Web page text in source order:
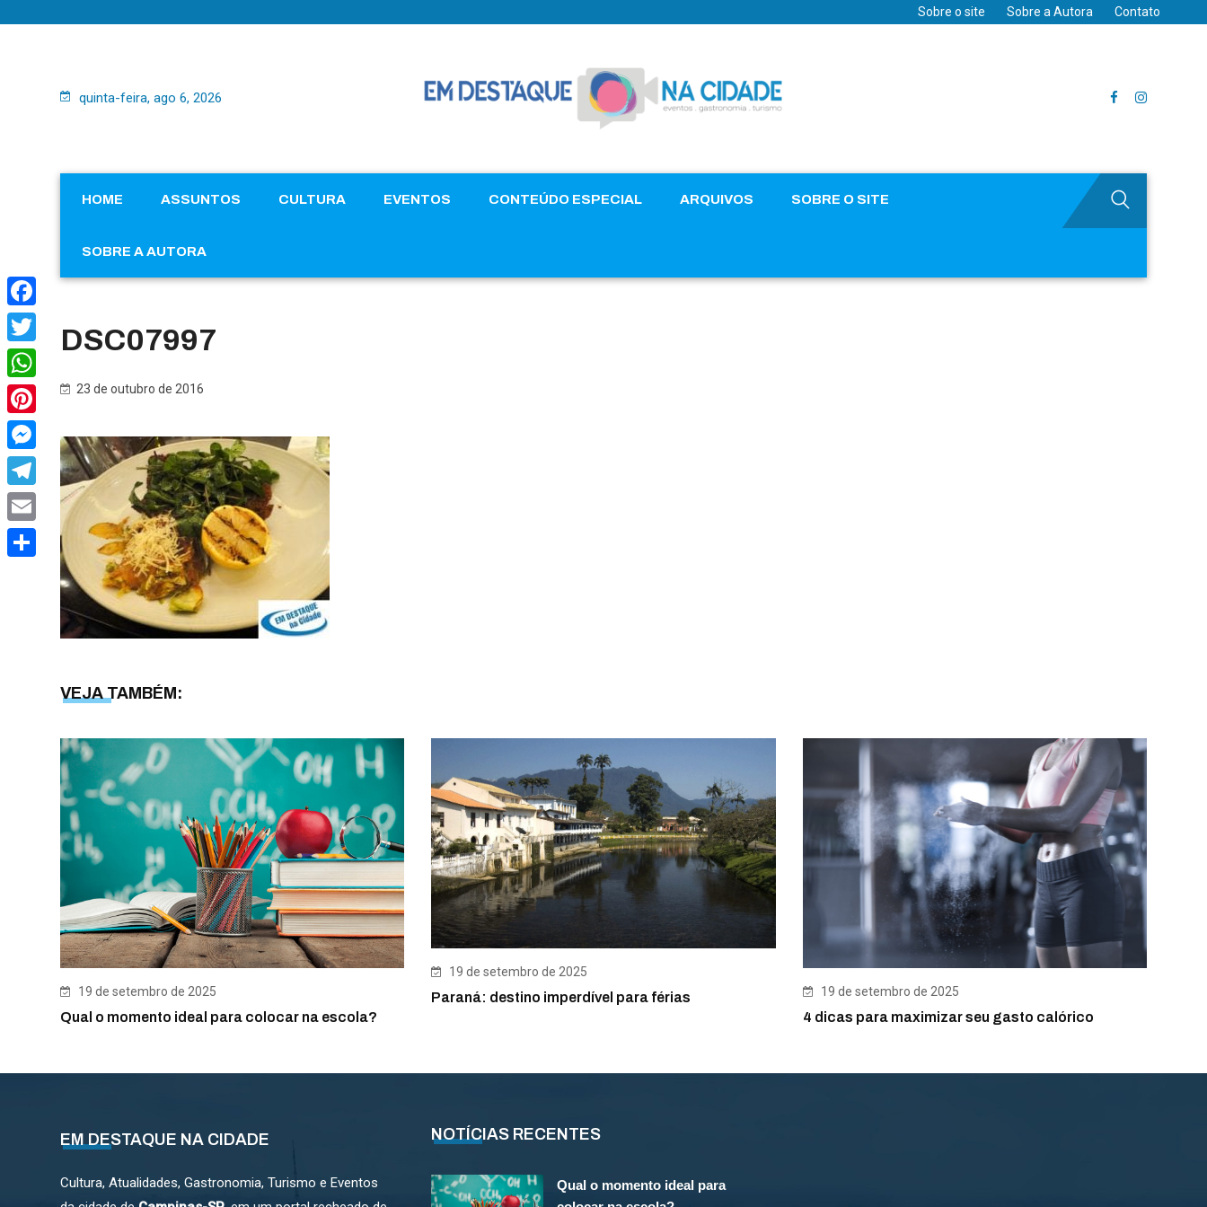
Sobre o site Sobre a Autora Contato
quinta-feira, ago 6, 2026
HOME ASSUNTOS CULTURA EVENTOS CONTEÚDO ESPECIAL ARQUIVOS SOBRE O SITE
SOBRE A AUTORA
DSC07997
23 de outubro de 2016
VEJA TAMBÉM:
19 de setembro de 2025
Qual o momento ideal para colocar na escola?
19 de setembro de 2025
Paraná: destino imperdível para férias 19 de setembro de 2025
4 dicas para maximizar seu gasto calórico
EM DESTAQUE NA CIDADE
Cultura, Atualidades, Gastronomia, Turismo e Eventos
NOTÍCIAS RECENTES
Qual o momento ideal para
Facebook
Twitter
WhatsApp
Pinterest
Messenger
Telegram
Email